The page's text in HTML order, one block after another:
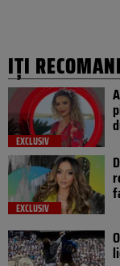
IȚI
EXCLUSIV
EXCLUSIV